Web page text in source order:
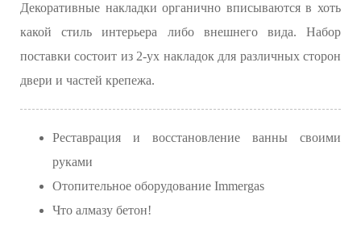
Декоративные накладки органично вписываются в хоть
какой стиль интерьера либо внешнего вида. Набор
поставки состоит из 2-ух накладок для различных сторон
двери и частей крепежа.
Реставрация и восстановление ванны своими
руками
Отопительное оборудование Immergas
Что алмазу бетон!